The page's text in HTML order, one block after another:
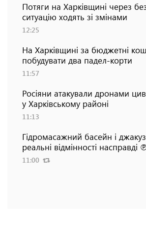
Потяги на Харківщині через
ситуацію ходять зі змінами
12:25
На Харківщині за бюджетні
побудувати два падел-корти
11:57
Росіяни атакували дронами
у Харківському районі
11:13
Гідромасажний басейн і
реальні відмінності насправді
11:00